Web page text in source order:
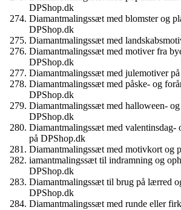
DPShop.dk
Diamantmalingssæt med blomster og
DPShop.dk
Diamantmalingssæt med
Diamantmalingssæt med motiver fra
DPShop.dk
Diamantmalingssæt med julemotiver
Diamantmalingssæt med påske- og
DPShop.dk
Diamantmalingssæt med halloween-
DPShop.dk
Diamantmalingssæt med valentinsdag-
på DPShop.dk
Diamantmalingssæt med motivkort og
iamantmalingssæt til indramning og
DPShop.dk
Diamantmalingssæt til brug på lærred
DPShop.dk
Diamantmalingssæt med runde eller